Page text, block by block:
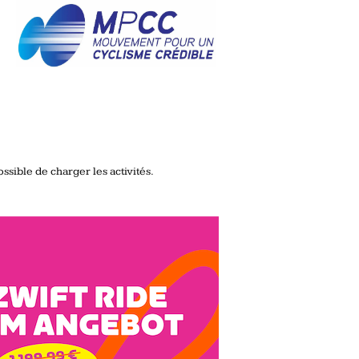
de charger les activités.